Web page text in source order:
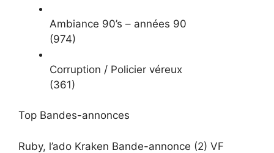
Ambiance 90’s – années 90
(974)
Corruption / Policier véreux
(361)
Top Bandes-annonces
Ruby, l’ado Kraken Bande-annonce (2) VF